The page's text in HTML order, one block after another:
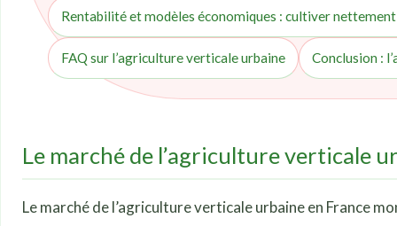
Rentabilité et modèles économiques : cultiver nettement
FAQ sur l’agriculture verticale urbaine Conclusion :
Le marché de l’agriculture verticale
Le marché de l’agriculture verticale urbaine en France